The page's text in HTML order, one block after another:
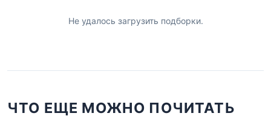
Не удалось загрузить подборки.
ЧТО ЕЩЕ МОЖНО ПОЧИТАТЬ